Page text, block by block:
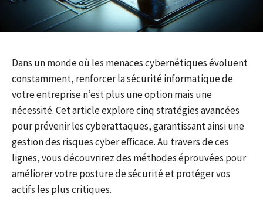
Dans un monde où les menaces cybernétiques évoluent
constamment, renforcer la sécurité informatique de
votre entreprise n’est plus une option mais une
nécessité. Cet article explore cinq stratégies avancées
pour prévenir les cyberattaques, garantissant ainsi une
gestion des risques cyber efficace. Au travers de ces
lignes, vous découvrirez des méthodes éprouvées pour
améliorer votre posture de sécurité et protéger vos
actifs les plus critiques.